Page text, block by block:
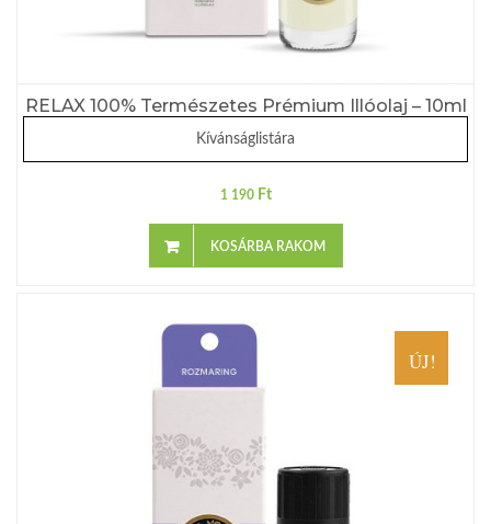
RELAX 100% Természetes Prémium Illóolaj – 10ml
Kívánságlistára
1 190 Ft
KOSÁRBA RAKOM
ÚJ!